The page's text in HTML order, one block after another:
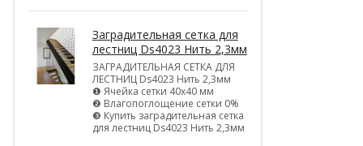
Заградительная сетка для
лестниц Ds4023 Нить 2,3мм
ЗАГРАДИТЕЛЬНАЯ СЕТКА ДЛЯ
ЛЕСТНИЦ Ds4023 Нить 2,3мм
❶ Ячейка сетки 40х40 мм
❷ Влагопоглощение сетки 0%
❸ Купить заградительная сетка
для лестниц Ds4023 Нить 2,3мм